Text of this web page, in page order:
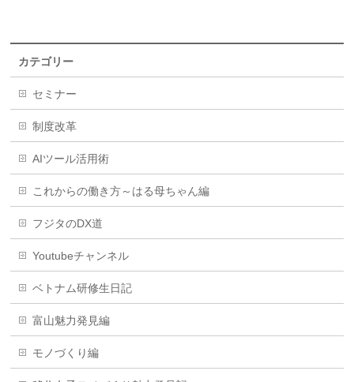
カテゴリー
セミナー
制度改革
AIツール活用術
これからの働き方～はる母ちゃん編
フジタのDX道
Youtubeチャンネル
ベトナム研修生日記
富山魅力発見編
モノづくり編